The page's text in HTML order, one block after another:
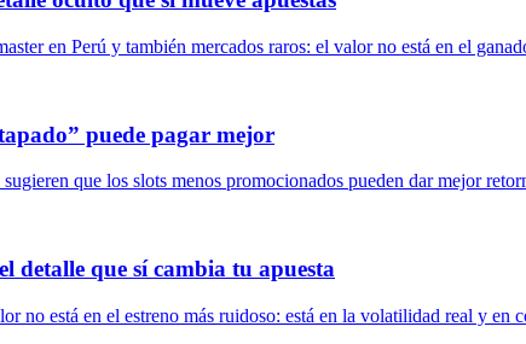
en Perú y también mercados raros: el valor no está en el
puede pagar mejor
que los slots menos promocionados pueden dar mejor
detalle que sí cambia tu apuesta
no está en el estreno más ruidoso: está en la volatilidad real y en